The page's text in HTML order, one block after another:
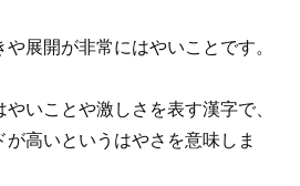
や展開が非常にはやいことです。
いことや激しさを表す漢字で、
高いというはやさを意味しま